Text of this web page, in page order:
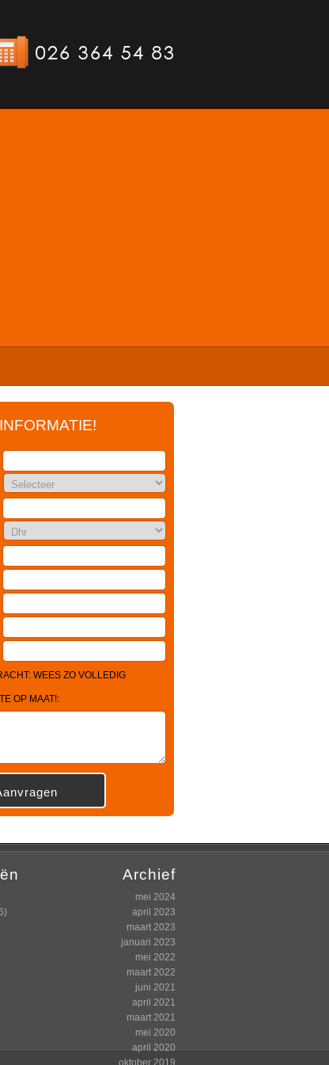
WEES ZO VOLLEDIG
OP MAAT!:
Archief
mei 2024
april 2023
maart 2023
januari 2023
mei 2022
maart 2022
juni 2021
april 2021
maart 2021
mei 2020
april 2020
oktober 2019